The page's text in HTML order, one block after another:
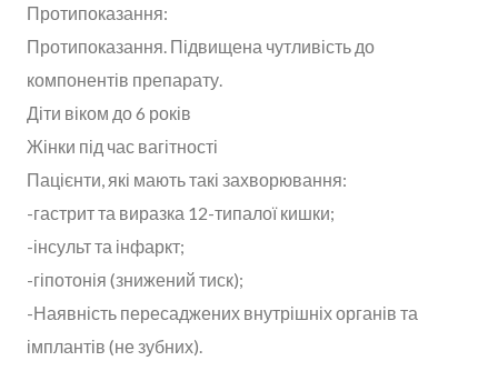
Протипоказання:
Протипоказання. Підвищена чутливість до
компонентів препарату.
Діти віком до 6 років
Жінки під час вагітності
Пацієнти, які мають такі захворювання:
-гастрит та виразка 12-типалої кишки;
-інсульт та інфаркт;
-гіпотонія (знижений тиск);
-Наявність пересаджених внутрішніх органів та
імплантів (не зубних).